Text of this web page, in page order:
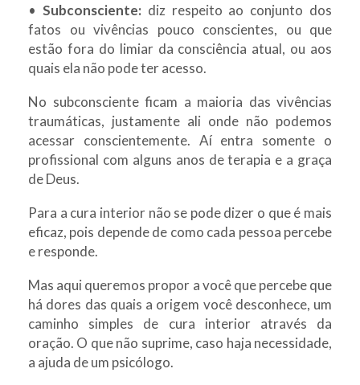
• Subconsciente: diz respeito ao conjunto dos
fatos ou vivências pouco conscientes, ou que
estão fora do limiar da consciência atual, ou aos
quais ela não pode ter acesso.
No subconsciente ficam a maioria das vivências
traumáticas, justamente ali onde não podemos
acessar conscientemente. Aí entra somente o
profissional com alguns anos de terapia e a graça
de Deus.
Para a cura interior não se pode dizer o que é mais
eficaz, pois depende de como cada pessoa percebe
e responde.
Mas aqui queremos propor a você que percebe que
há dores das quais a origem você desconhece, um
caminho simples de cura interior através da
oração. O que não suprime, caso haja necessidade,
a ajuda de um psicólogo.